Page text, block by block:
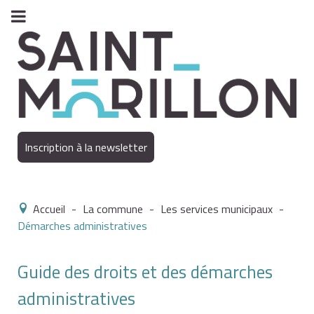
Inscription à la newsletter
Accueil - La commune - Les services municipaux -
Démarches administratives
Guide des droits et des démarches
administratives